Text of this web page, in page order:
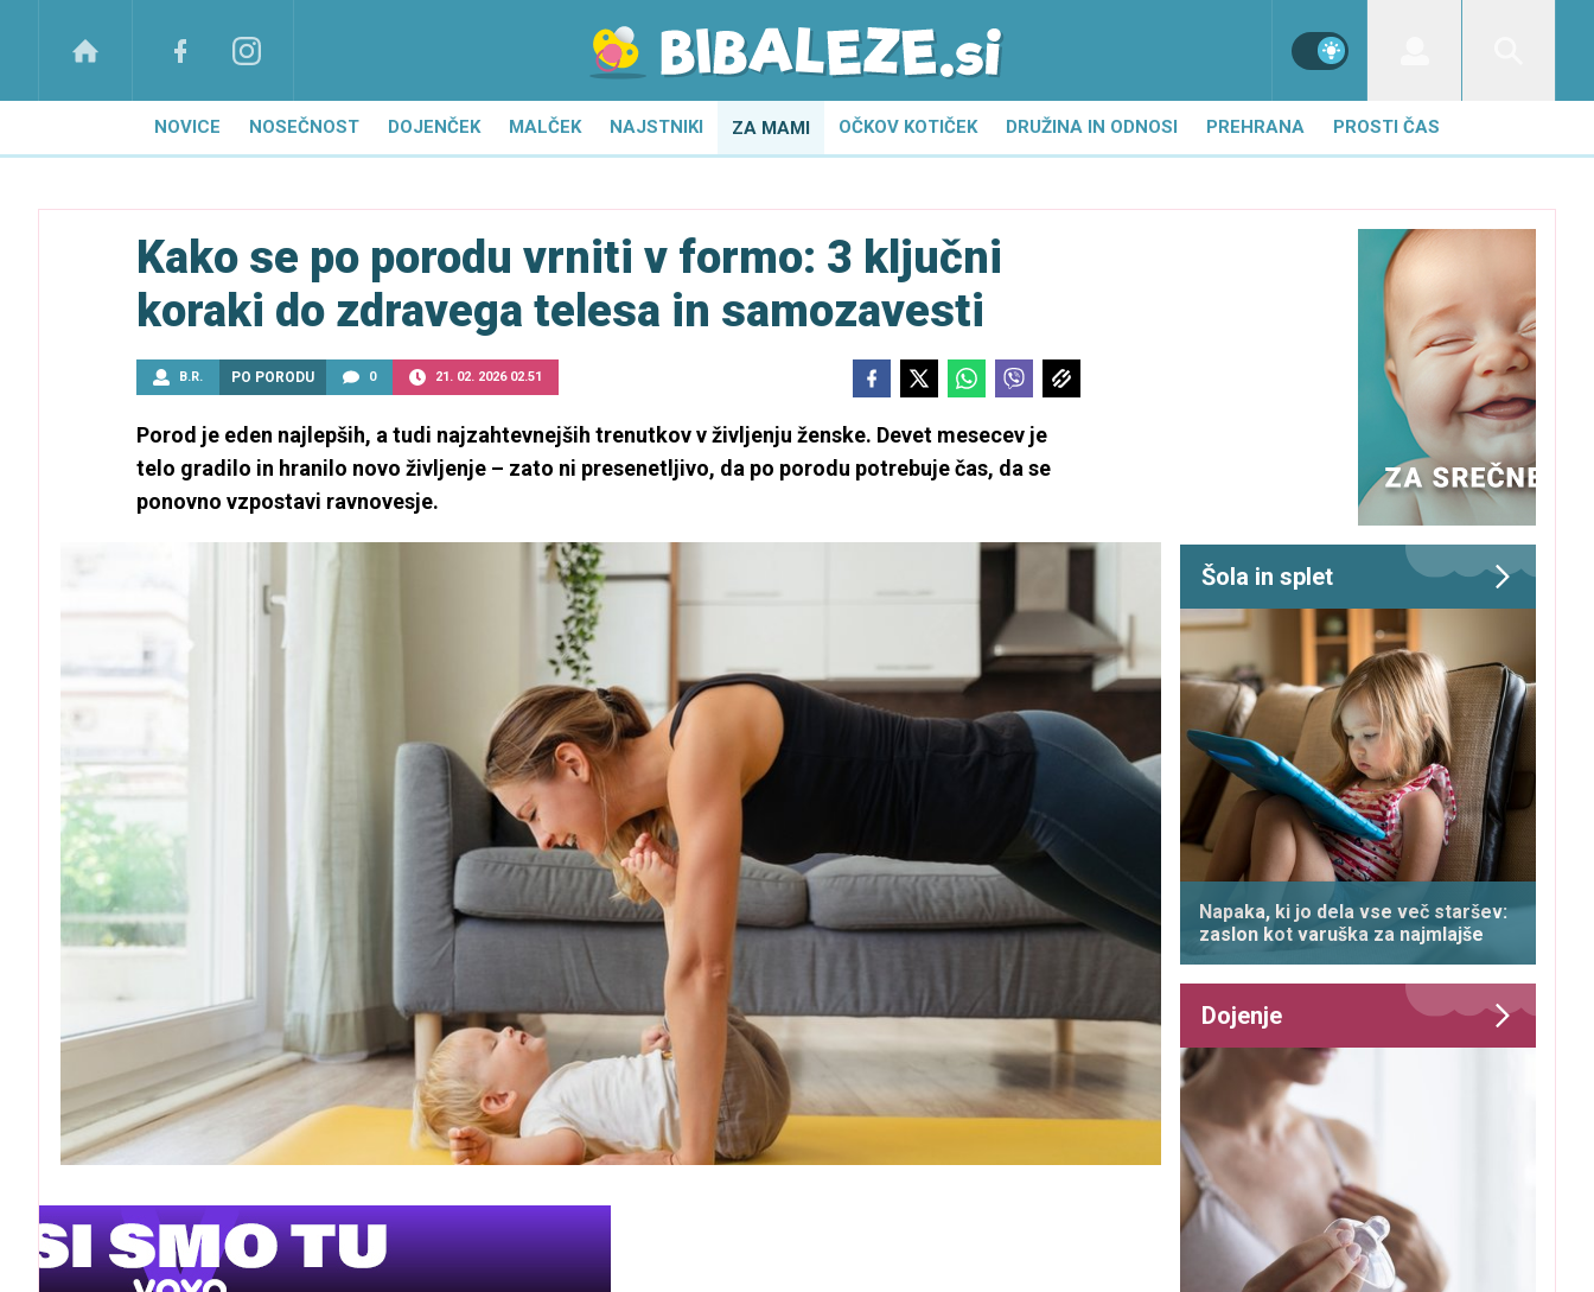
NOVICE NOSEČNOST DOJENČEK MALČEK NAJSTNIKI ZA MAMI OČKOV KOTIČEK DRUŽINA IN ODNOSI PREHRANA PROSTI ČAS
Kako se po porodu vrniti v formo: 3 ključni
koraki do zdravega telesa in samozavesti
B.R. PO PORODU 0 21. 02. 2026 02.51
Porod je eden najlepših, a tudi najzahtevnejših trenutkov v življenju ženske. Devet mesecev je
telo gradilo in hranilo novo življenje – zato ni presenetljivo, da po porodu potrebuje čas, da se
ponovno vzpostavi ravnovesje.
Šola in splet
Napaka, ki jo dela vse več staršev:
zaslon kot varuška za najmlajše
Dojenje